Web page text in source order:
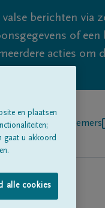
berichten via
of
acties om
Begrafenisondernemers
en plaatsen
gaat u akkoord
alle cookies